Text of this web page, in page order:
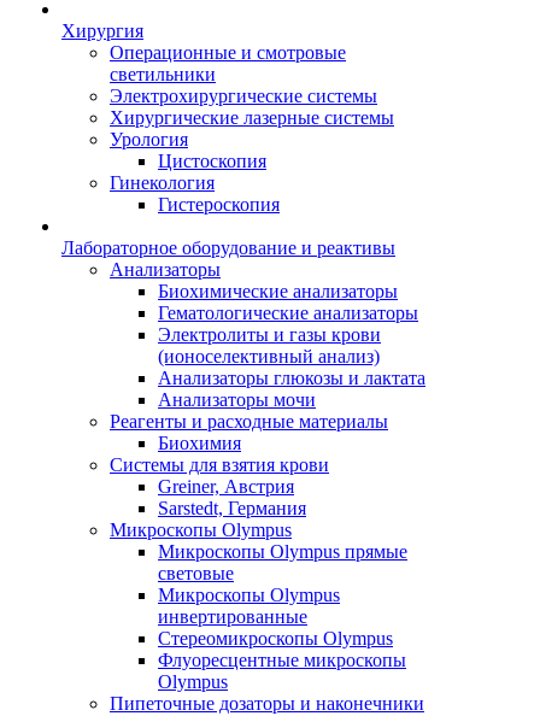
Хирургия
Операционные и смотровые
светильники
Электрохирургические системы
Хирургические лазерные системы
Урология
Цистоскопия
Гинекология
Гистероскопия
Лабораторное оборудование и реактивы
Анализаторы
Биохимические анализаторы
Гематологические анализаторы
Электролиты и газы крови
(ионоселективный анализ)
Анализаторы глюкозы и лактата
Анализаторы мочи
Реагенты и расходные материалы
Биохимия
Системы для взятия крови
Greiner, Австрия
Sarstedt, Германия
Микроскопы Olympus
Микроскопы Olympus прямые
световые
Микроскопы Olympus
инвертированные
Стереомикроскопы Olympus
Флуоресцентные микроскопы
Olympus
Пипеточные дозаторы и наконечники